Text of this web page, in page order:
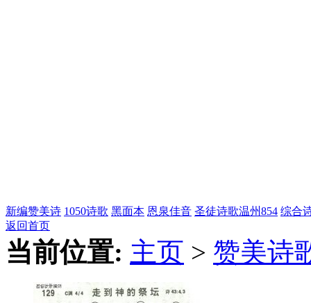
新编赞美诗 1050诗歌 黑面本 恩泉佳音 圣徒诗歌温州854 综合
返回首页
当前位置: 主页 > 赞美诗